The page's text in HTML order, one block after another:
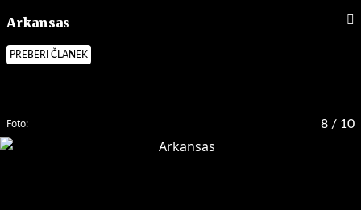
Arkansas
PREBERI ČLANEK
8 / 10
Foto: